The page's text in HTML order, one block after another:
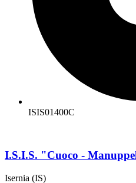
ISIS01400C
I.S.I.S. "Cuoco -
Isernia (IS)